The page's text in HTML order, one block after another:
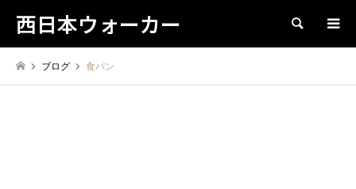
西日本ウォーカー 検索
ブログ 食パン